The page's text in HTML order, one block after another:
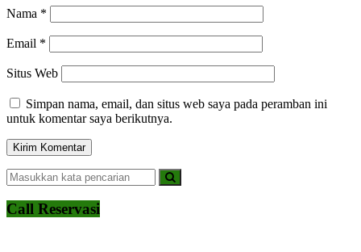
Nama *
Email *
Situs Web
Simpan nama, email, dan situs web saya pada peramban ini
untuk komentar saya berikutnya.
Call Reservasi